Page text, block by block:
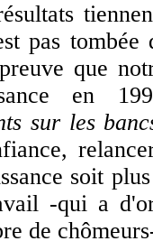
pas
que
en
sur les
soit
-qui a
de